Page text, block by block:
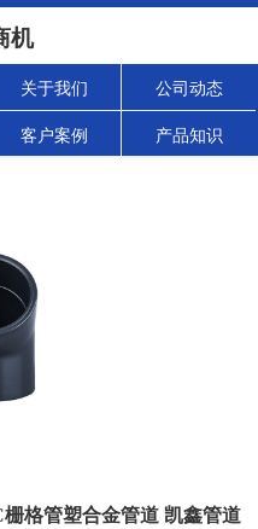
机
关于我们 公司动态
客户案例 产品知识
格管塑合金管道 凯鑫管道